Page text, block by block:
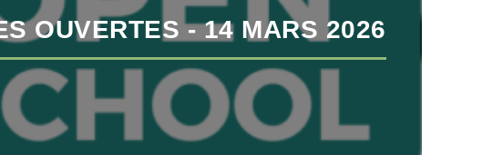
OUVERTES - 14 MARS 2026